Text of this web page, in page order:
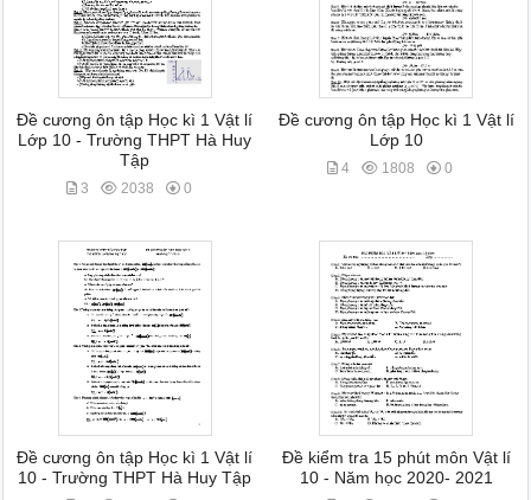
Đề cương ôn tập Học kì 1 Vật lí
Lớp 10 - Trường THPT Hà Huy
Tập
3 2038 0
Đề cương ôn tập Học kì 1 Vật lí
Lớp 10
4 1808 0
Đề cương ôn tập Học kì 1 Vật lí
10 - Trường THPT Hà Huy Tập
Đề kiểm tra 15 phút môn Vật lí
10 - Năm học 2020- 2021